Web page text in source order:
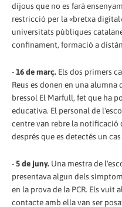
dijous que no es farà
restricció per la «bretxa
universitats públiques
confinament, formació a
-16 de març. Els dos primers
Reus es donen en una alumna
bressol El Marfull, fet que ha
educativa. El personal de
centre van rebre la notificació
després que es detectés un
-5 de juny. Una mestra de
presentava algun dels
en la prova de la PCR. Els vuit
contacte amb ella van ser